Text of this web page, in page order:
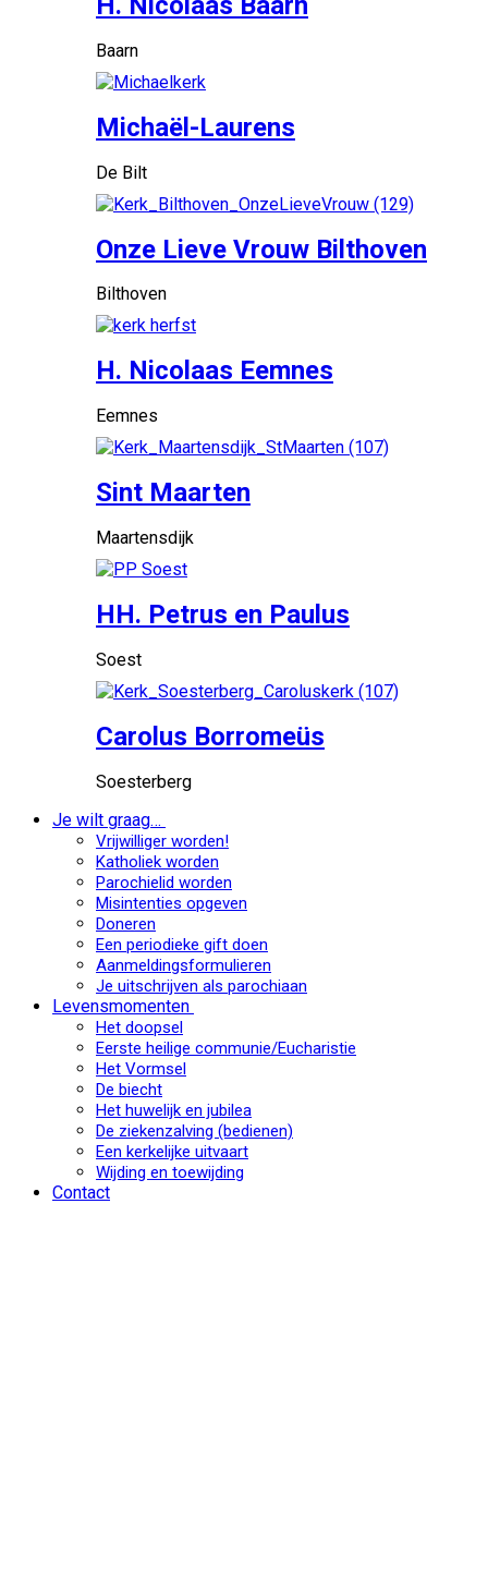
Baarn
Michaël-Laurens
De Bilt
Onze Lieve Vrouw Bilthoven
Bilthoven
H. Nicolaas Eemnes
Eemnes
Sint Maarten
Maartensdijk
HH. Petrus en Paulus
Soest
Carolus Borromeüs
Soesterberg
Je wilt graag…
Vrijwilliger worden!
Katholiek worden
Parochielid worden
Misintenties opgeven
Doneren
Een periodieke gift doen
Aanmeldingsformulieren
Je uitschrijven als parochiaan
Levensmomenten
Het doopsel
Eerste heilige communie/Eucharistie
Het Vormsel
De biecht
Het huwelijk en jubilea
De ziekenzalving (bedienen)
Een kerkelijke uitvaart
Wijding en toewijding
Contact